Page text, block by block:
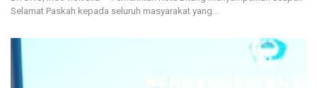
Selamat Paskah kepada seluruh masyarakat yang…